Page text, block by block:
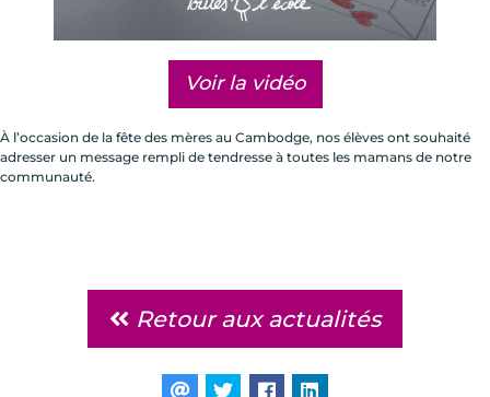
Voir la vidéo
À l’occasion de la fête des mères au Cambodge, nos élèves ont souhaité
adresser un message rempli de tendresse à toutes les mamans de notre
communauté.
Retour aux actualités